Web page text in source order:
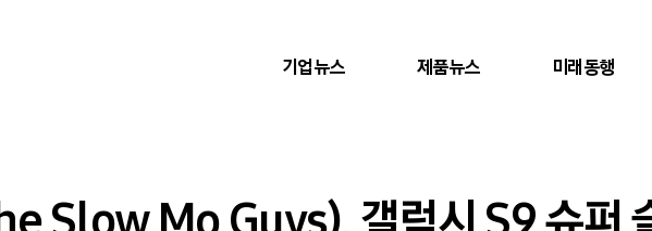
기업뉴스 제품뉴스 미래동행